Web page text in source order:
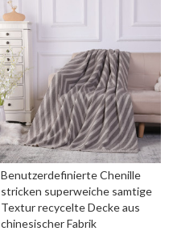
Benutzerdefinierte Chenille
stricken superweiche samtige
Textur recycelte Decke aus
chinesischer Fabrik